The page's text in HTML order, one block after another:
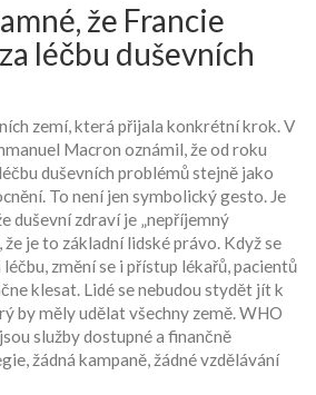
že Francie
léčbu duševních
zemí, která přijala konkrétní krok. V
Macron oznámil, že od roku
duševních problémů stejně jako
To není jen symbolický gesto. Je
duševní zdraví je „nepříjemný
že je to základní lidské právo. Když se
změní se i přístup lékařů, pacientů
klesat. Lidé se nebudou stydět jít k
by měly udělat všechny země. WHO
služby dostupné a finančně
žádná kampaně, žádné vzdělávání